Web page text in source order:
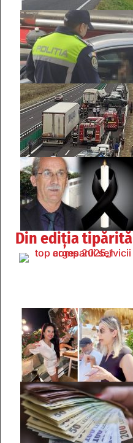
Din ediția tipărită